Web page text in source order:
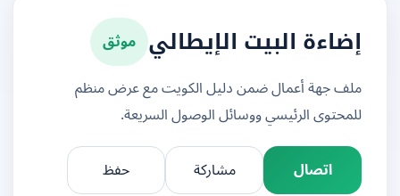
إضاءة البيت الإيطالي
موثق
ملف جهة أعمال ضمن دليل الكويت مع عرض منظم
للمحتوى الرئيسي ووسائل الوصول السريعة.
اتصال
مشاركة